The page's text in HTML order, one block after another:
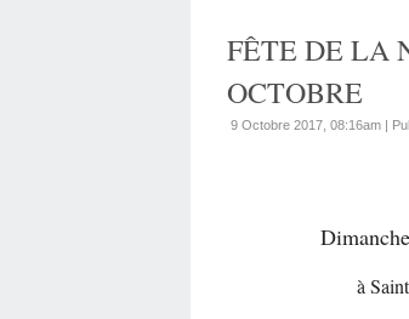
FÊTE DE LA
OCTOBRE
9 Octobre 2017, 08:16am |
à